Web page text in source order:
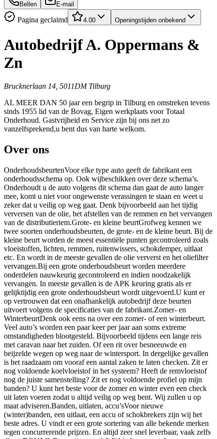
Bellen E-mail
Pagina geclaimd 4.00 Openingstijden onbekend
Autobedrijf A. Oppermans &
Zn
Brucknerlaan 14, 5011DM Tilburg
AL MEER DAN 50 jaar een begrip in Tilburg en omstreken tevens
sinds 1955 lid van de Bovag, Eigen werkplaats voor Totaal
Onderhoud. Gastvrijheid en Service zijn bij ons net zo
vanzelfsprekend,u bent dus van harte welkom.
Over ons
OnderhoudsbeurtenVoor elke type auto geeft de fabrikant een
onderhoudsschema op. Ook wijbeschikken over deze schema’s.
Onderhoudt u de auto volgens dit schema dan gaat de auto langer
mee, komt u niet voor ongewenste verassingen te staan en weet u
zeker dat u veilig op weg gaat. Denk bijvoorbeeld aan het tijdig
verversen van de olie, het afstellen van de remmen en het vervangen
van de distributieriem.Grote- en kleine beurtGrofweg kennen we
twee soorten onderhoudsbeurten, de grote- en de kleine beurt. Bij de
kleine beurt worden de meest essentiële punten gecontroleerd zoals
vloeistoffen, lichten, remmen, ruitenwissers, schokdemper, uitlaat
etc. En wordt in de meeste gevallen de olie ververst en het oliefilter
vervangen.Bij een grote onderhoudsbeurt worden meerdere
onderdelen nauwkeurig gecontroleerd en indien noodzakelijk
vervangen. In meeste gevallen is de APK keuring gratis als er
gelijktijdig een grote onderhoudsbeurt wordt uitgevoerd.U kunt er
op vertrouwen dat een onafhankelijk autobedrijf deze beurten
uitvoert volgens de specificaties van de fabrikant.Zomer- en
WinterbeurtDenk ook eens na over een zomer- of een winterbeurt.
Veel auto’s worden een paar keer per jaar aan soms extreme
omstandigheden blootgesteld. Bijvoorbeeld tijdens een lange reis
met caravan naar het zuiden. Of een rit over besneeuwde en
beijzelde wegen op weg naar de wintersport. In dergelijke gevallen
is het raadzaam om vooraf een aantal zaken te laten checken. Zit er
nog voldoende koelvloeistof in het systeem? Heeft de remvloeistof
nog de juiste samenstelling? Zit er nog voldoende profiel op mijn
banden? U kunt het beste voor de zomer en winter even een check
uit laten voeren zodat u altijd veilig op weg bent. Wij zullen u op
maat adviseren.Banden, uitlaten, accu’sVoor nieuwe
(winter)banden, een uitlaat, een accu of schokbrekers zijn wij het
beste adres. U vindt er een grote sortering van alle bekende merken
tegen concurrerende prijzen. En altijd zeer snel leverbaar, vaak zelfs